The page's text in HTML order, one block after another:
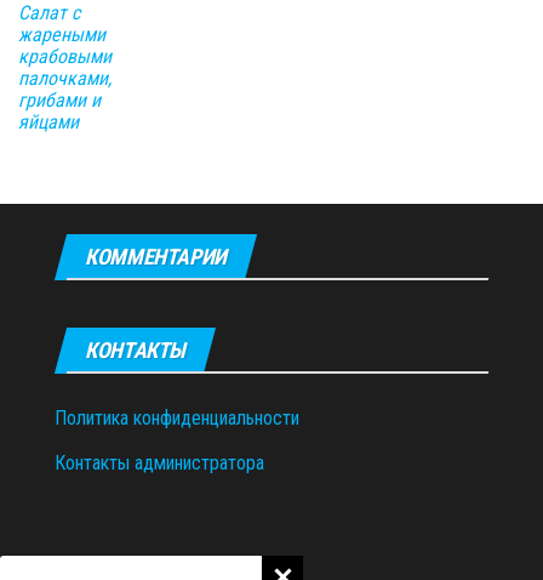
Салат с
жареными
крабовыми
палочками,
грибами и
яйцами
КОММЕНТАРИИ
КОНТАКТЫ
Политика конфиденциальности
Контакты администратора